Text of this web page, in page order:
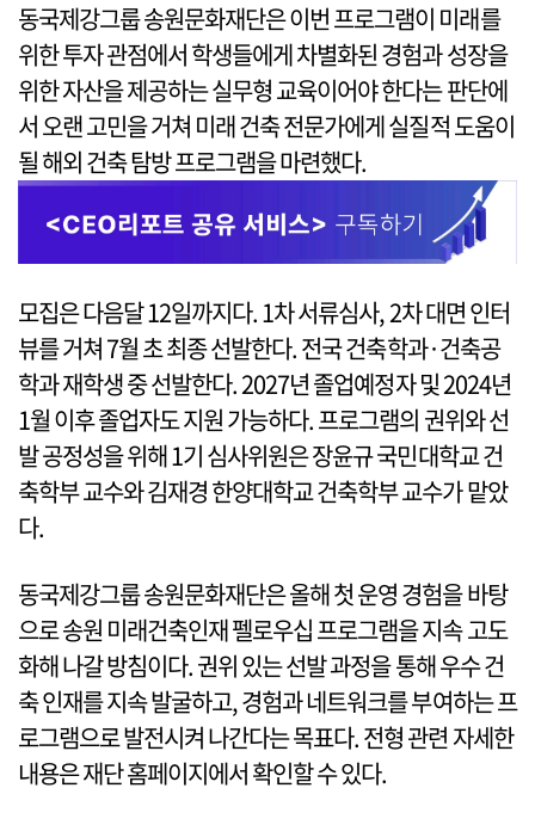
동국제강그룹 송원문화재단은 이번 프로그램이 미래를
위한 투자 관점에서 학생들에게 차별화된 경험과 성장을
위한 자산을 제공하는 실무형 교육이어야 한다는 판단에
서 오랜 고민을 거쳐 미래 건축 전문가에게 실질적 도움이
될 해외 건축 탐방 프로그램을 마련했다.
모집은 다음달 12일까지다. 1차 서류심사, 2차 대면 인터
뷰를 거쳐 7월 초 최종 선발한다. 전국 건축학과·건축공
학과 재학생 중 선발한다. 2027년 졸업예정자 및 2024년
1월 이후 졸업자도 지원 가능하다. 프로그램의 권위와 선
발 공정성을 위해 1기 심사위원은 장윤규 국민대학교 건
축학부 교수와 김재경 한양대학교 건축학부 교수가 맡았
다.
동국제강그룹 송원문화재단은 올해 첫 운영 경험을 바탕
으로 송원 미래건축인재 펠로우십 프로그램을 지속 고도
화해 나갈 방침이다. 권위 있는 선발 과정을 통해 우수 건
축 인재를 지속 발굴하고, 경험과 네트워크를 부여하는 프
로그램으로 발전시켜 나간다는 목표다. 전형 관련 자세한
내용은 재단 홈페이지에서 확인할 수 있다.